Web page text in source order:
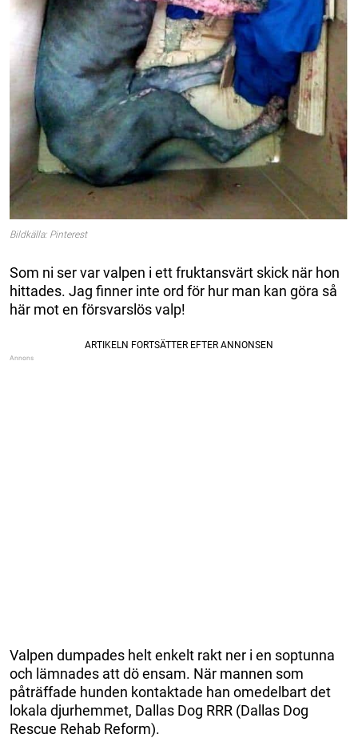
Bildkälla: Pinterest
Som ni ser var valpen i ett fruktansvärt skick när hon
hittades. Jag finner inte ord för hur man kan göra så
här mot en försvarslös valp!
Valpen dumpades helt enkelt rakt ner i en soptunna
och lämnades att dö ensam. När mannen som
påträffade hunden kontaktade han omedelbart det
lokala djurhemmet, Dallas Dog RRR (Dallas Dog
Rescue Rehab Reform).